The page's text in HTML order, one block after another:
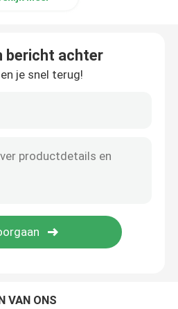
veegt af
bericht achter
je snel terug!
VAN ONS